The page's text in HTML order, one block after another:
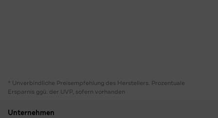
* Unverbindliche Preisempfehlung des Herstellers. Prozentuale
Ersparnis ggü. der UVP, sofern vorhanden
Unternehmen